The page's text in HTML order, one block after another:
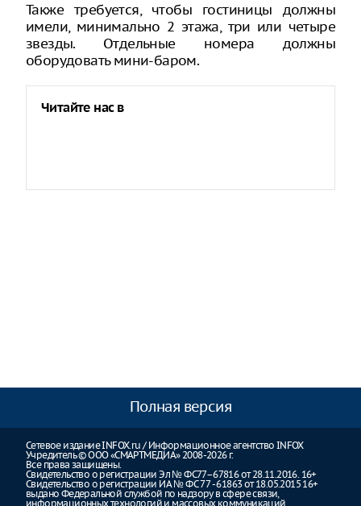
Также требуется, чтобы гостиницы должны
имели, минимально 2 этажа, три или четыре
звезды. Отдельные номера должны
оборудовать мини-баром.
Читайте нас в
Полная версия
Сетевое издание INFOX.ru / Информационное агентство INFOX
Учредитель © ООО «СМАРТМЕДИА» 2008-2026 г.
Все права защищены.
Свидетельство о регистрации Эл № ФС77–67816 от 28.11.2016. 16+
Свидетельство о регистрации ИА № ФС 77 - 61863 от 18.05.2015 16+
выдано Федеральной службой по надзору в сфере связи,
информационных технологий и массовых коммуникаций